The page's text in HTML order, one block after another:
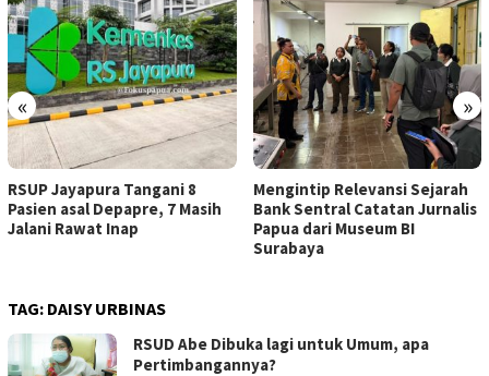
« »
RSUP Jayapura Tangani 8
Pasien asal Depapre, 7 Masih
Jalani Rawat Inap
Mengintip Relevansi Sejarah
Bank Sentral Catatan Jurnalis
Papua dari Museum BI
Surabaya
TAG: DAISY URBINAS
RSUD Abe Dibuka lagi untuk Umum, apa
Pertimbangannya?